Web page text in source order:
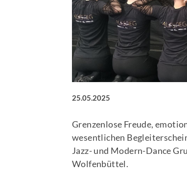
25.05.2025
Grenzenlose Freude,
wesentlichen
Jazz- und Modern-Dance
Wolfenbüttel.